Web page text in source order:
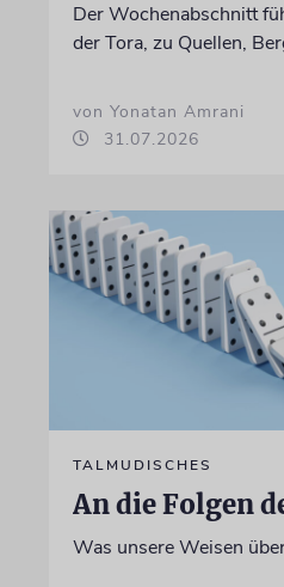
Der Wochenabschnitt
der Tora, zu Quellen,
von Yonatan Amrani
31.07.2026
TALMUDISCHES
An die Folgen
Was unsere Weisen